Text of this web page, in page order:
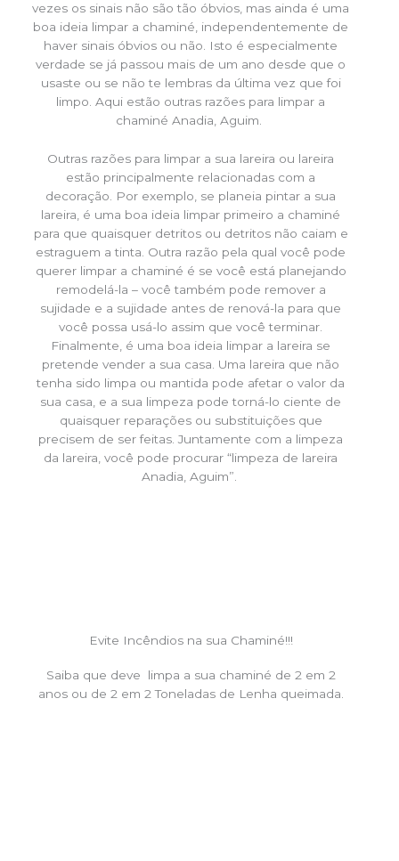
vezes os sinais não são tão óbvios, mas ainda é uma
boa ideia limpar a chaminé, independentemente de
haver sinais óbvios ou não. Isto é especialmente
verdade se já passou mais de um ano desde que o
usaste ou se não te lembras da última vez que foi
limpo. Aqui estão outras razões para limpar a
chaminé Anadia, Aguim.
Outras razões para limpar a sua lareira ou lareira
estão principalmente relacionadas com a
decoração. Por exemplo, se planeia pintar a sua
lareira, é uma boa ideia limpar primeiro a chaminé
para que quaisquer detritos ou detritos não caiam e
estraguem a tinta. Outra razão pela qual você pode
querer limpar a chaminé é se você está planejando
remodelá-la – você também pode remover a
sujidade e a sujidade antes de renová-la para que
você possa usá-lo assim que você terminar.
Finalmente, é uma boa ideia limpar a lareira se
pretende vender a sua casa. Uma lareira que não
tenha sido limpa ou mantida pode afetar o valor da
sua casa, e a sua limpeza pode torná-lo ciente de
quaisquer reparações ou substituições que
precisem de ser feitas. Juntamente com a limpeza
da lareira, você pode procurar “limpeza de lareira
Anadia, Aguim”.
Evite Incêndios na sua Chaminé!!!
Saiba que deve limpa a sua chaminé de 2 em 2
anos ou de 2 em 2 Toneladas de Lenha queimada.